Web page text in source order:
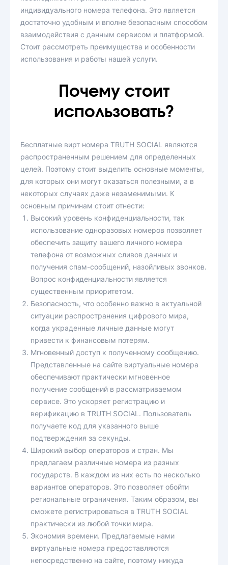
индивидуального номера телефона. Это является
достаточно удобным и вполне безопасным способом
взаимодействия с данным сервисом и платформой.
Стоит рассмотреть преимущества и особенности
использования и работы нашей услуги.
Почему стоит
использовать?
Бесплатные вирт номера TRUTH SOCIAL являются
распространенным решением для определенных
целей. Поэтому стоит выделить основные моменты,
для которых они могут оказаться полезными, а в
некоторых случаях даже незаменимыми. К
основным причинам стоит отнести:
Высокий уровень конфиденциальности, так
использование одноразовых номеров позволяет
обеспечить защиту вашего личного номера
телефона от возможных сливов данных и
получения спам-сообщений, назойливых звонков.
Вопрос конфиденциальности является
существенным приоритетом.
Безопасность, что особенно важно в актуальной
ситуации распространения цифрового мира,
когда украденные личные данные могут
привести к финансовым потерям.
Мгновенный доступ к полученному сообщению.
Представленные на сайте виртуальные номера
обеспечивают практически мгновенное
получение сообщений в рассматриваемом
сервисе. Это ускоряет регистрацию и
верификацию в TRUTH SOCIAL. Пользователь
получаете код для указанного выше
подтверждения за секунды.
Широкий выбор операторов и стран. Мы
предлагаем различные номера из разных
государств. В каждом из них есть по несколько
вариантов операторов. Это позволяет обойти
региональные ограничения. Таким образом, вы
сможете регистрироваться в TRUTH SOCIAL
практически из любой точки мира.
Экономия времени. Предлагаемые нами
виртуальные номера предоставляются
непосредственно на сайте, поэтому никуда